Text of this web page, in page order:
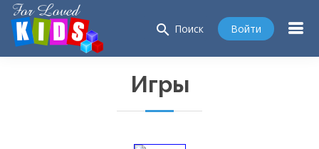
search Поиск Войти
Игры